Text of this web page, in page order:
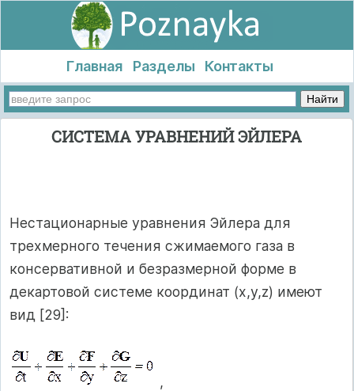
Главная Разделы Контакты
СИСТЕМА УРАВНЕНИЙ ЭЙЛЕРА
Нестационарные уравнения Эйлера для
трехмерного течения сжимаемого газа в
консервативной и безразмерной форме в
декартовой системе координат (x,y,z) имеют
вид [29]:
,